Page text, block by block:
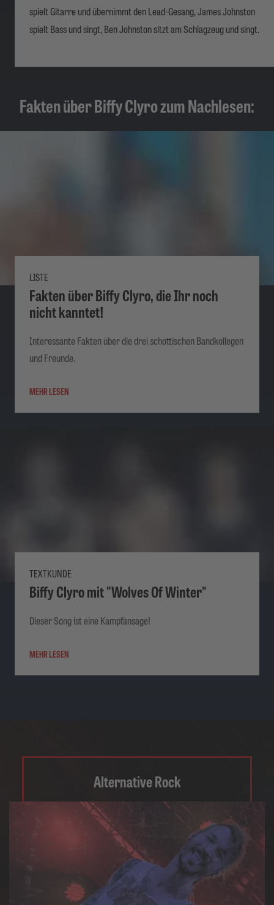
spielt Gitarre und übernimmt den Lead-Gesang, James Johnston
spielt Bass und singt, Ben Johnston sitzt am Schlagzeug und singt.
Fakten über Biffy Clyro zum Nachlesen:
LISTE
Fakten über Biffy Clyro, die Ihr noch
nicht kanntet!
Interessante Fakten über die drei schottischen Bandkollegen
und Freunde.
MEHR LESEN
TEXTKUNDE
Biffy Clyro mit "Wolves Of Winter"
Dieser Song ist eine Kampfansage!
MEHR LESEN
Alternative Rock